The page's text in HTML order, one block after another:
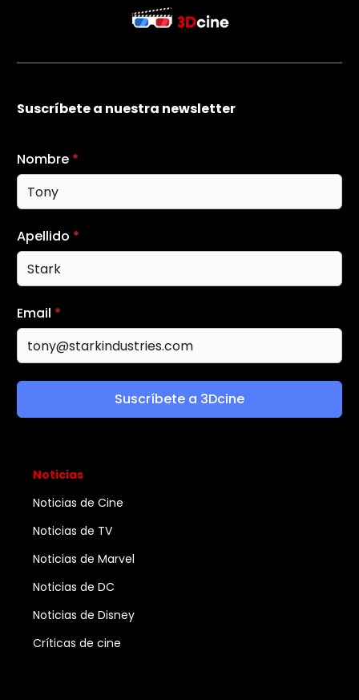
Suscríbete a nuestra newsletter
Nombre *
Apellido *
Email *
Suscríbete a 3Dcine
Noticias
Noticias de Cine
Noticias de TV
Noticias de Marvel
Noticias de DC
Noticias de Disney
Críticas de cine